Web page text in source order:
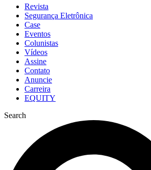
Revista
Segurança Eletrônica
Case
Eventos
Colunistas
Vídeos
Assine
Contato
Anuncie
Carreira
EQUITY
Search